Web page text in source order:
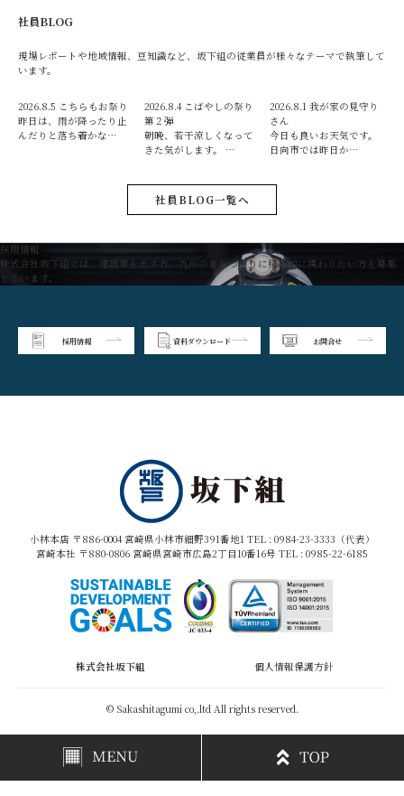
社員BLOG
現場レポートや地域情報、豆知識など、坂下組の従業員が様々なテーマで執筆して
います。
2026.8.5 こちらもお祭り
昨日は、雨が降ったり止
んだりと落ち着かな…
2026.8.4 こばやしの祭り
第２弾
朝晩、若干涼しくなって
きた気がします。 …
2026.8.1 我が家の見守り
さん
今日も良いお天気です。
日向市では昨日か…
社員BLOG一覧へ
採用情報
株式会社坂下組では、建設業を志す方、九州のまちづくりに積極的に携わりたい方を募集
しています。
採用情報 資料ダウンロード お問合せ
小林本店 〒886-0004 宮崎県小林市細野391番地1 TEL : 0984-23-3333（代表）
宮崎本社 〒880-0806 宮崎県宮崎市広島2丁目10番16号 TEL : 0985-22-6185
株式会社坂下組 個人情報保護方針
© Sakashitagumi co,.ltd All rights reserved.